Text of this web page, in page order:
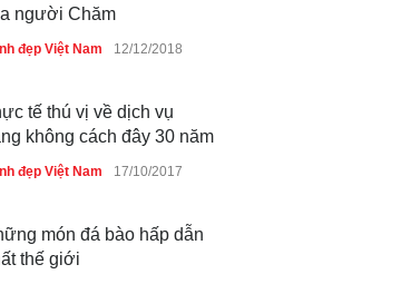
người Chăm
đẹp Việt Nam 12/12/2018
tế thú vị về dịch vụ
không cách đây 30 năm
đẹp Việt Nam 17/10/2017
món đá bào hấp dẫn
thế giới